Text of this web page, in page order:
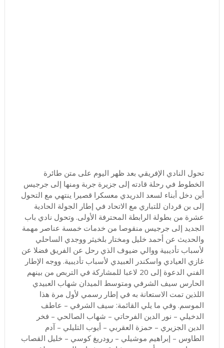
تحول النادي الإفريقي بعد ظهر اليوم على متن طائرة
الخطوط في رحلة قادته إلى جزيرة جربة ومنها إلى جرجيس
أين دخل أبناء لسعد الدريدي معسكرا قصيرا ينتهي مع التحول
إلى بن قردان للتباري مع الاتحاد في إطار الجولة الحادية
عشرة من بطولة الرابطة المحترفة الأولى. وتحول نادي باب
الجديد إلى جرجيس منقوصا من خدمات خمسة عناصر مهمة
والحديث عن أحمد خليل ومختار بلخيثر ووجدي الساحلي
لأسباب تأديبية ووالي ضيوف الذي رحل عن الفريق فضلا عن
غازي العيادي واسكندر العبيدي لأسباب تأديبية. ووجه الإطار
الفني الدعوة إلى 20 لاعبا للمشاركة في التربص من بينهم
الحارس سيف الشرفي ومتوسط الميدان شهاب العبيدي
اللذين تمت الاستعانة به في إطار رسمي لأول مرة هذا
الموسم. وفي ما يلي القائمة: سيف الشرفي – عاطف
الدخيلي – نور الدين الفرحاتي – شهاب الصالحي – فخر
الدين الجزيري – حمزة العقربي – أيوب التليلي – آدم
الطاوس – إبراهيم موشيلي – رودريغ كوسي – خليل القصاب